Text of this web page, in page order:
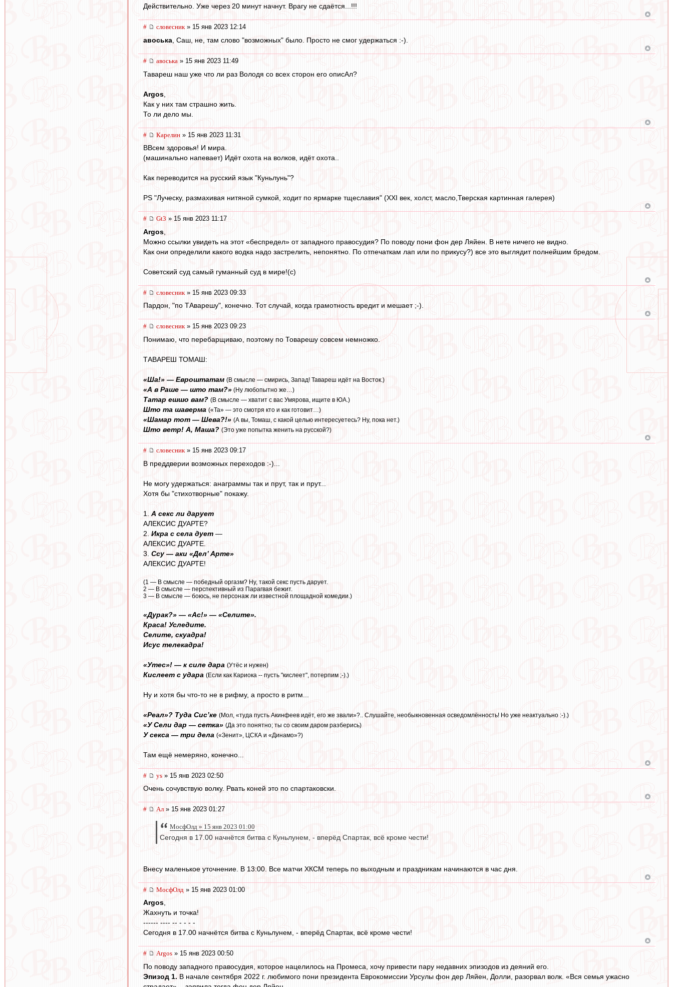
Действительно. Уже через 20 минут начнут. Врагу не сдаётся...!!!
# словесник» 15 янв 2023 12:14
авоська , Саш, не, там слово "возможных" было. Просто не смог удержаться :-).
# авоська » 15 янв 2023 11:49
Тавареш наш уже что ли раз Володя со всех сторон его описАл?
Argos
Как у них там страшно жить.
То ли дело мы.
# Карелин » 15 янв 2023 11:31
ВВсем здоровья! И мира.
(машинально напевает) Идёт охота на волков, идёт охота..
Как переводится на русский язык "Куньлунь"?
PS "Луческу, размахивая нитяной сумкой, ходит по ярмарке тщеславия" (XXI век, холст, масло,Тверская картинная галерея)
# Gt3 » 15 янв 2023 11:17
Argos
Можно ссылки увидеть на этот «беспредел» от западного правосудия? По поводу пони фон дер Ляйен. В нете ничего не видно.
Как они определили какого водка надо застрелить, непонятно. По отпечаткам лап или по прикусу?) все это выглядит полнейшим бредом.
Советский суд самый гуманный суд в мире!(с)
# словесник » 15 янв 2023 09:33
Пардон, "по ТАварешу", конечно. Тот случай, когда грамотность вредит и мешает ;-).
# словесник» 15 янв 2023 09:23
Понимаю, что перебарщиваю, поэтому по Товарешу совсем немножко.
ТАВАРЕШ ТОМАШ:
«Ша!» — Евроштатам (В смысле — смирись, Запад! Тавареш идёт на Восток.)
«А в Раше — што там?» (Ну любопытно же…)
Татар ешшо вам? (В смысле — хватит с вас Умярова, ищите в ЮА.)
Што та шаверма («Та» — это смотря кто и как готовит…)
«Шамар тот — Шева?!» (А вы, Томаш, с какой целью интересуетесь? Ну, пока нет.)
Што ветр! А, Маша? (Это уже попытка женить на русской?)
# словесник» 15 янв 2023 09:17
В преддверии возможных переходов :-)...
Не могу удержаться: анаграммы так и прут, так и прут...
Хотя бы "стихотворные" покажу.
1. А секс ли дарует
АЛЕКСИС ДУАРТЕ?
2. Икра с села дует —
АЛЕКСИС ДУАРТЕ.
3. Ссу — аки «Дел’ Арте»
АЛЕКСИС ДУАРТЕ!
(1 — В смысле — победный оргазм? Ну, такой секс пусть дарует.
2 — В смысле — перспективный из Парагвая бежит.
3 — В смысле — боюсь, не персонаж ли известной площадной комедии.)
«Дурак?» — «Ас!» — «Селите».
Краса! Уследите.
Селите, скуадра!
Исус телекадра!
«Утес»! — к силе дара (Утёс и нужен)
Кислеет с удара (Если как Кариока -- пусть "кислеет", потерпим ;-).)
Ну и хотя бы что-то не в рифму, а просто в ритм...
«Реал»? Туда Сис’ке (Мол, «туда пусть Акинфеев идёт, его же звали»?.. Слушайте, необыкновенная осведомлённость! Но уже неактуально :-).)
«У Сели дар — сетка» (Да это понятно; ты со своим даром разберись)
У секса — три дела («Зенит», ЦСКА и «Динамо»?)
Там ещё немеряно, конечно...
# ys » 15 янв 2023 02:50
Очень сочувствую волку. Рвать коней это по спартаковски.
# Ал » 15 янв 2023 01:27
МосфОлд » 15 янв 2023 01:00
Сегодня в 17.00 начнётся битва с Куньлунем, - вперёд Спартак, всё кроме чести!
Внесу маленькое уточнение. В 13:00. Все матчи ХКСМ теперь по выходным и праздникам начинаются в час дня.
# МосфОлд » 15 янв 2023 01:00
Argos,
Жахнуть и точка!
------ ---- -- - - - -
Сегодня в 17.00 начнётся битва с Куньлунем, - вперёд Спартак, всё кроме чести!
# Argos » 15 янв 2023 00:50
По поводу западного правосудия, которое нацелилось на Промеса, хочу привести пару недавних эпизодов из деяний его.
Эпизод 1. В начале сентября 2022 г. любимого пони президента Еврокомиссии Урсулы фон дер Ляйен, Долли, разорвал волк. «Вся семья ужасно